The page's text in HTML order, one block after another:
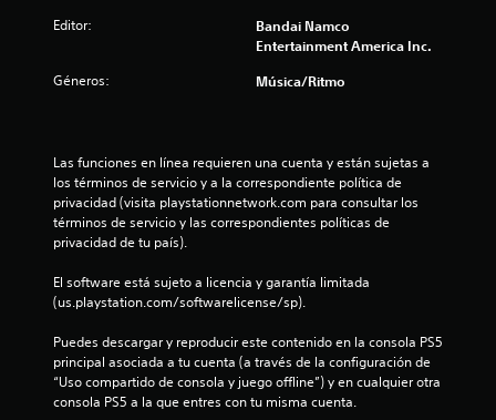
Editor:
Bandai Namco
Entertainment America Inc.
Géneros: Música/Ritmo
Las funciones en línea requieren una cuenta y están sujetas a
los términos de servicio y a la correspondiente política de
privacidad (visita playstationnetwork.com para consultar los
términos de servicio y las correspondientes políticas de
privacidad de tu país).
El software está sujeto a licencia y garantía limitada
(us.playstation.com/softwarelicense/sp).
Puedes descargar y reproducir este contenido en la consola PS5
principal asociada a tu cuenta (a través de la configuración de
“Uso compartido de consola y juego offline”) y en cualquier otra
consola PS5 a la que entres con tu misma cuenta.